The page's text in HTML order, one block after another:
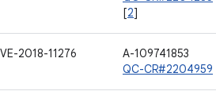
[2]
2018-11276
A-109741853
QC-CR#2204959